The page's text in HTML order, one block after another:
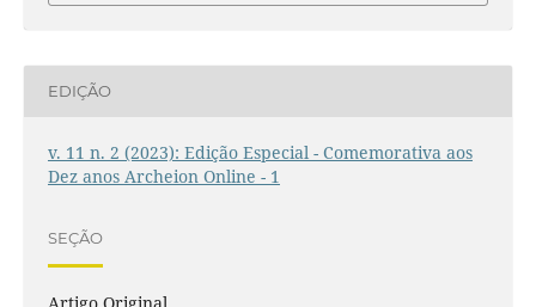
EDIÇÃO
v. 11 n. 2 (2023): Edição Especial - Comemorativa aos
Dez anos Archeion Online - 1
SEÇÃO
Artigo Original